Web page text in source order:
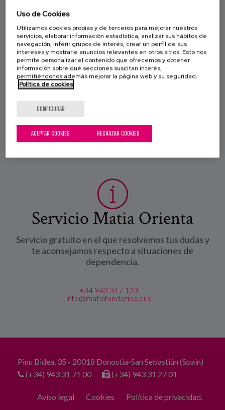
mayor ingresa sola en el hospital?
Hay cambios sociales que empiezan a hacerse
visibles mucho antes en los hospitales que en las
estadísticas o en los debates públicos. Cambios que
se...
Servicio Matia Orienta
Servicio gratuito en el que resolvemos tus dudas y
te aconsejamos respecto a situaciones de
dependencia.
+34 943 317 123
info@matiafundazioa.eus
Pinu Bidea, 35 - 20018 Donostia-San Sebastián (Spain)
(+34) 943 31 71 00
(+34) 943 31 27 01
Aviso legal Cookies Política de privacidad.
Uso de Cookies
Utilizamos cookies propias y de terceros para mejorar nuestros
servicios, elaborar información estadística, analizar sus hábitos de
navegación, inferir grupos de interés, crear un perfil de sus
intereses y mostrarle anuncios relevantes en otros sitios. Esto nos
permite personalizar el contenido que ofrecemos y obtener
información sobre qué secciones suscitan interés,
permitiéndonos además mejorar la página web y su seguridad.
Política de cookies
CONFIGURAR
RECHAZAR COOKIES
ACEPTAR COOKIES